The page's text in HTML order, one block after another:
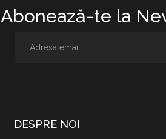
Abonează-te la
DESPRE NOI